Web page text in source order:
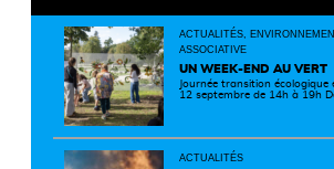
ACTUALITÉS,
ASSOCIATIVE
UN WEEK-END AU VERT
Journée transition écologique
12 septembre de 14h à 19h
un territoire plus durable et
ACTUALITÉS